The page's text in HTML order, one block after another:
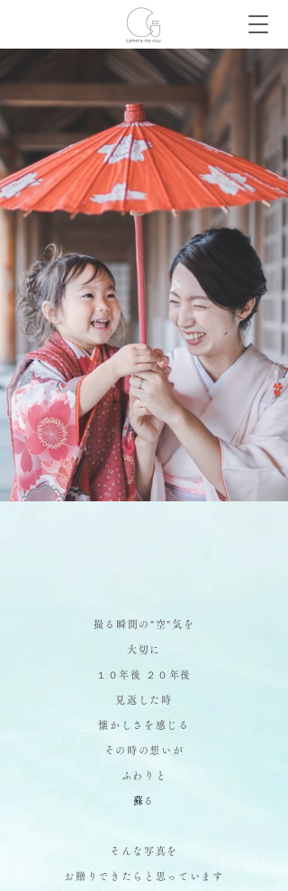
撮る瞬間の"空"気を
大切に
１０年後 ２０年後
見返した時
懐かしさを感じる
その時の想いが
ふわりと
​ 蘇る
そんな写真を
お贈りできたらと思っています